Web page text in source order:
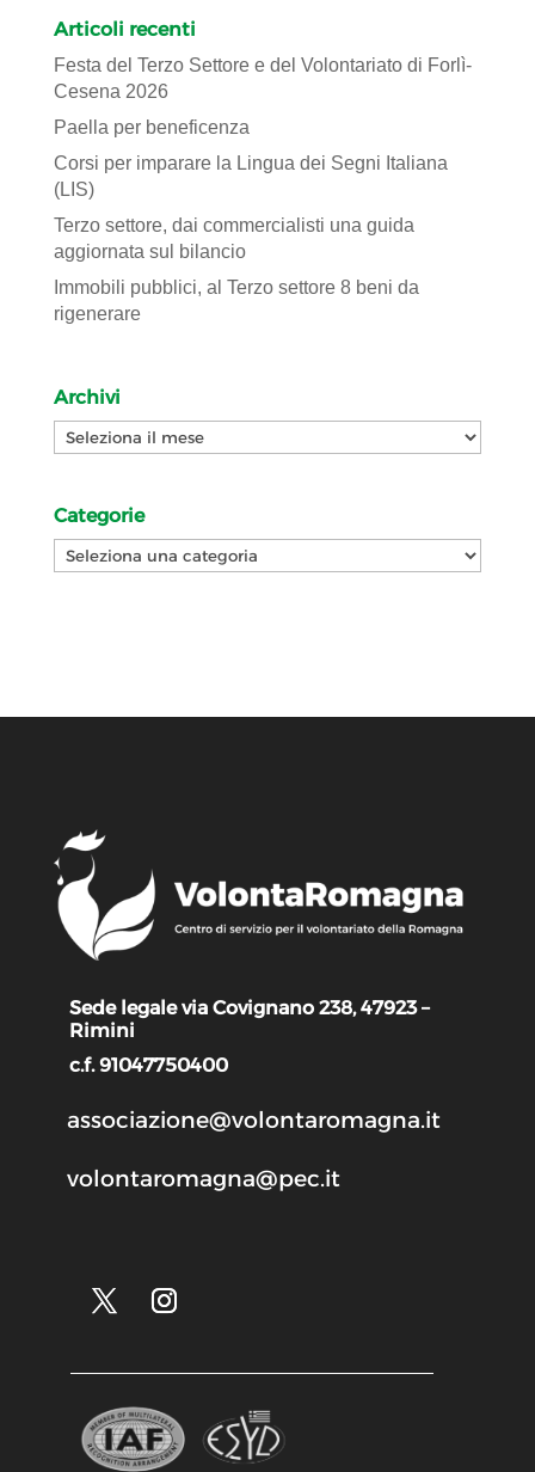
Articoli recenti
Festa del Terzo Settore e del Volontariato di Forlì-
Cesena 2026
Paella per beneficenza
Corsi per imparare la Lingua dei Segni Italiana
(LIS)
Terzo settore, dai commercialisti una guida
aggiornata sul bilancio
Immobili pubblici, al Terzo settore 8 beni da
rigenerare
Archivi
Archivi
Categorie
Categorie
Sede legale via Covignano 238, 47923 –
Rimini
c.f. 91047750400
associazione@volontaromagna.it
volontaromagna@pec.it